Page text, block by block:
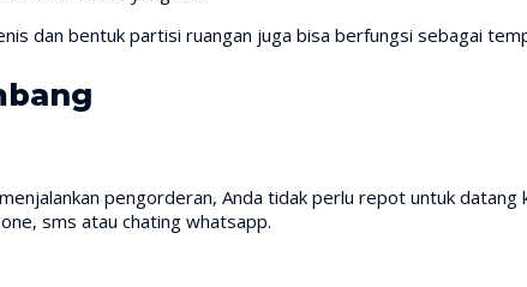
dan bentuk partisi ruangan juga bisa berfungsi sebagai
pengorderan, Anda tidak perlu repot untuk datang
sms atau chating whatsapp.